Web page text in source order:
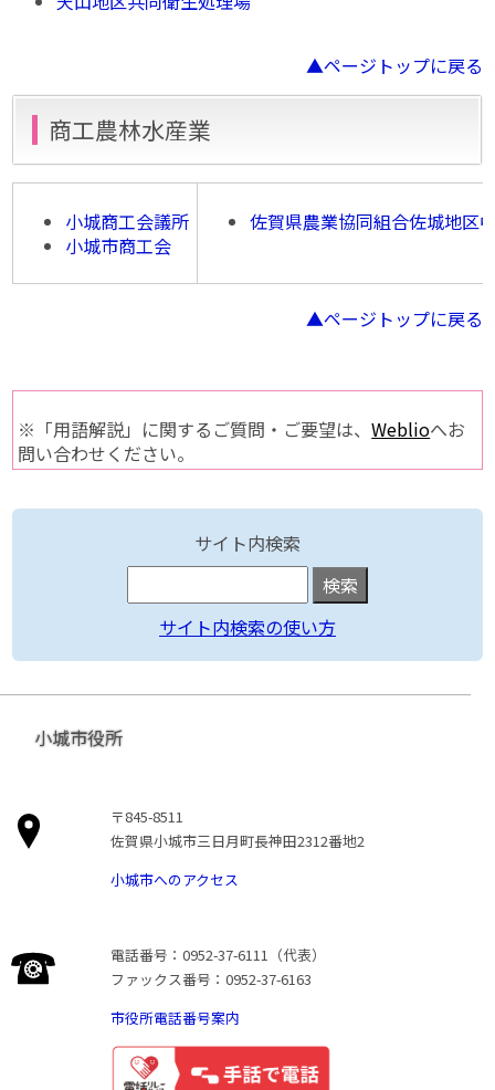
▲ページトップに戻る
商工農林水産業
小城商工会議所
小城市商工会
佐賀県農業協同組合佐城地区
▲ページトップに戻る
※「用語解説」に関するご質問・ご要望は、Weblioへお
問い合わせください。
サイト内検索
サイト内検索の使い方
小城市役所
〒845-8511
佐賀県小城市三日月町長神田2312番地2
小城市へのアクセス
電話番号：0952-37-6111（代表）
ファックス番号：0952-37-6163
市役所電話番号案内